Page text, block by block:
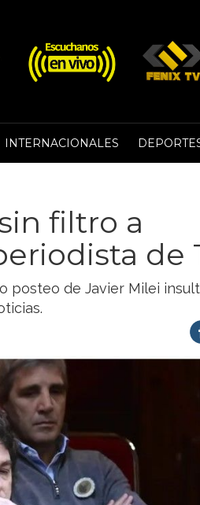
INTERNACIONALES
filtro a
de
posteo de Javier Milei